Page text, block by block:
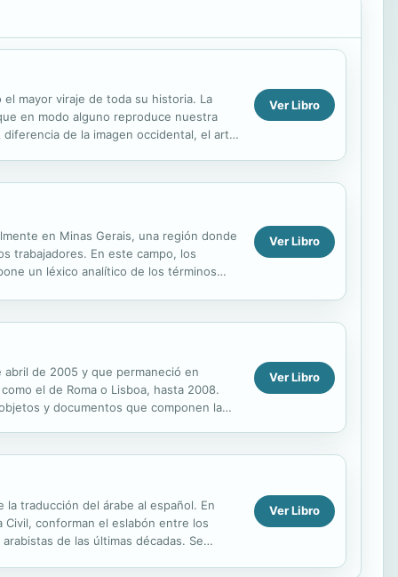
mayor viraje de toda su historia. La
en modo alguno reproduce nuestra
de la imagen occidental, el arte
Ver Libro
en Minas Gerais, una región donde
trabajadores. En este campo, los
un léxico analítico de los términos
Ver Libro
de 2005 y que permaneció en
el de Roma o Lisboa, hasta 2008.
y documentos que componen la
Ver Libro
traducción del árabe al español. En
conforman el eslabón entre los
de las últimas décadas. Se
Ver Libro